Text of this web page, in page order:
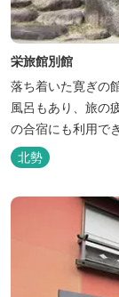
栄旅館別館
落ち着いた寛ぎの
風呂もあり、旅の
の合宿にも利用で
北勢